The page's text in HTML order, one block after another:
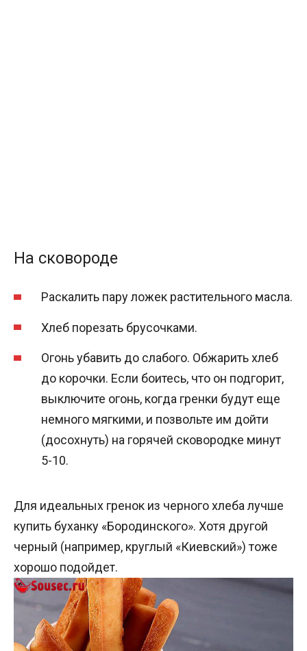
На сковороде
Раскалить пару ложек растительного масла.
Хлеб порезать брусочками.
Огонь убавить до слабого. Обжарить хлеб
до корочки. Если боитесь, что он подгорит,
выключите огонь, когда гренки будут еще
немного мягкими, и позвольте им дойти
(досохнуть) на горячей сковородке минут
5-10.
Для идеальных гренок из черного хлеба лучше
купить буханку «Бородинского». Хотя другой
черный (например, круглый «Киевский») тоже
хорошо подойдет.